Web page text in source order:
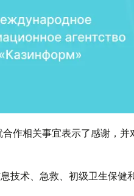
作相关事宜表示了感谢，
技术、急救、初级卫生保健